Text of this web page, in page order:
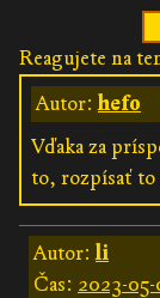
Reagujete na
Autor:hefo
Vďaka za
to, rozpísať to
Autor:li
Čas: 2023-